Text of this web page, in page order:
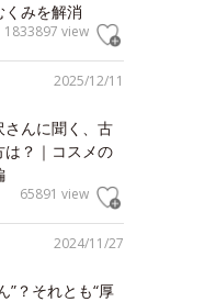
みを解消
1833897 view
2025/12/11
さんに聞く、古
は？｜コスメの
65891 view
2024/11/27
”？それとも“厚